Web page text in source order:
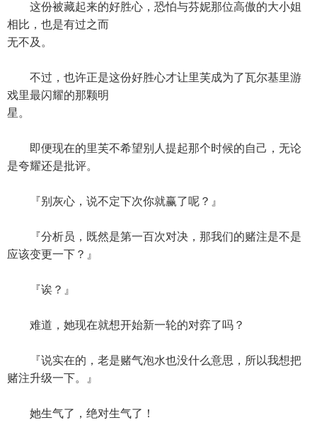
这份被藏起来的好胜心，恐怕与芬妮那位高傲的大小姐
相比，也是有过之而
无不及。
不过，也许正是这份好胜心才让里芙成为了瓦尔基里游
戏里最闪耀的那颗明
星。
即便现在的里芙不希望别人提起那个时候的自己，无论
是夸耀还是批评。
『别灰心，说不定下次你就赢了呢？』
『分析员，既然是第一百次对决，那我们的赌注是不是
应该变更一下？』
『诶？』
难道，她现在就想开始新一轮的对弈了吗？
『说实在的，老是赌气泡水也没什么意思，所以我想把
赌注升级一下。』
她生气了，绝对生气了！